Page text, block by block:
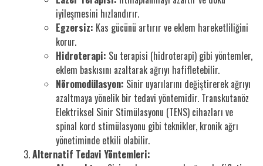
iyileşmesini hızlandırır.
Egzersiz: Kas gücünü artırır ve eklem hareketliliğini
korur.
Hidroterapi: Su terapisi (hidroterapi) gibi yöntemler,
eklem baskısını azaltarak ağrıyı hafifletebilir.
Nöromodülasyon: Sinir uyarılarını değiştirerek ağrıyı
azaltmaya yönelik bir tedavi yöntemidir. Transkutanöz
Elektriksel Sinir Stimülasyonu (TENS) cihazları ve
spinal kord stimülasyonu gibi teknikler, kronik ağrı
yönetiminde etkili olabilir.
Alternatif Tedavi Yöntemleri: